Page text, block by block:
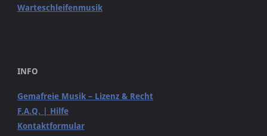
Warteschleifenmusik
INFO
Gemafreie Musik – Lizenz & Recht
F.A.Q. | Hilfe
Kontaktformular